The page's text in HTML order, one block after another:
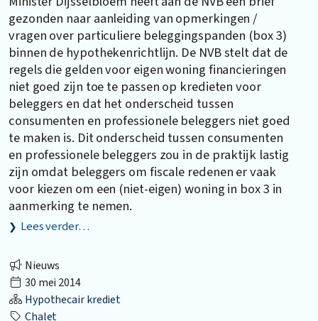
gezonden naar aanleiding van opmerkingen /
vragen over particuliere beleggingspanden (box 3)
binnen de hypothekenrichtlijn. De NVB stelt dat de
regels die gelden voor eigen woning financieringen
niet goed zijn toe te passen op kredieten voor
beleggers en dat het onderscheid tussen
consumenten en professionele beleggers niet goed
te maken is. Dit onderscheid tussen consumenten
en professionele beleggers zou in de praktijk lastig
zijn omdat beleggers om fiscale redenen er vaak
voor kiezen om een (niet-eigen) woning in box 3 in
aanmerking te nemen.
Lees verder…
Nieuws
30 mei 2014
Hypothecair krediet
Chalet